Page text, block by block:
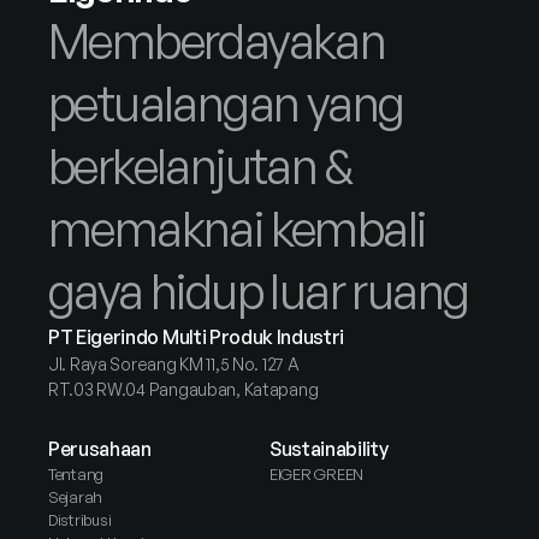
Memberdayakan
petualangan yang
berkelanjutan &
memaknai kembali
gaya hidup luar ruang
PT Eigerindo Multi Produk Industri
Jl. Raya Soreang KM 11,5 No. 127 A
RT.03 RW.04 Pangauban, Katapang
Sustainability
EIGER GREEN
Perusahaan
Tentang
Sejarah
Distribusi